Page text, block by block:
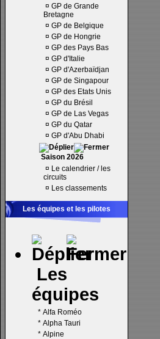
¤ GP de Grande
Bretagne
¤ GP de Belgique
¤ GP de Hongrie
¤ GP des Pays Bas
¤ GP d'Italie
¤ GP d'Azerbaïdjan
¤ GP de Singapour
¤ GP des Etats Unis
¤ GP du Brésil
¤ GP de Las Vegas
¤ GP du Qatar
¤ GP d'Abu Dhabi
Saison 2026
¤ Le calendrier / les
circuits
¤ Les classements
Les équipes et les pilotes
Les
équipes
* Alfa Roméo
* Alpha Tauri
* Alpine